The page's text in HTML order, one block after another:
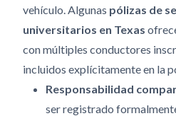
vehículo. Algunas pólizas de
universitarios en Texas
con múltiples conductores
incluidos explícitamente en la
Responsabilidad
ser registrado